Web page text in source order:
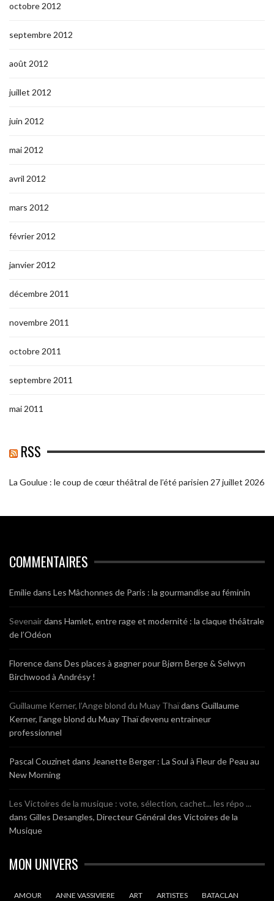
octobre 2012
septembre 2012
août 2012
juillet 2012
juin 2012
mai 2012
avril 2012
mars 2012
février 2012
janvier 2012
décembre 2011
novembre 2011
octobre 2011
septembre 2011
mai 2011
RSS
La Goulue : le coup de cœur théâtral de l’été parisien 27 juillet 2026
COMMENTAIRES
Emiliedans Les Mâchonnes de Paris : la gourmandise au féminin
Sevenairdans Hamlet, entre rage et modernité : la claque théâtrale
de l’Odéon
Florencedans Des places à gagner pour Bjørn Berge & Selwyn
Birchwood à Andrésy !
Guillaume Kerner, l’Ange blond du Muay Thaïdans Guillaume
Kerner, l’ange blond du Muay Thaï devenu entraineur
professionnel
Pascal Couzinet dans Jeanette Berger : La Soul à Fleur de Peau au
New Morning
Les Victoires de la musique : vote, sélection, cachet... les répo ...
dans Gilles Desangles, Directeur Général des Victoires de la
Musique
MON UNIVERS
AMOUR ANNE VASSIVIERE ART ARTISTES BATACLAN